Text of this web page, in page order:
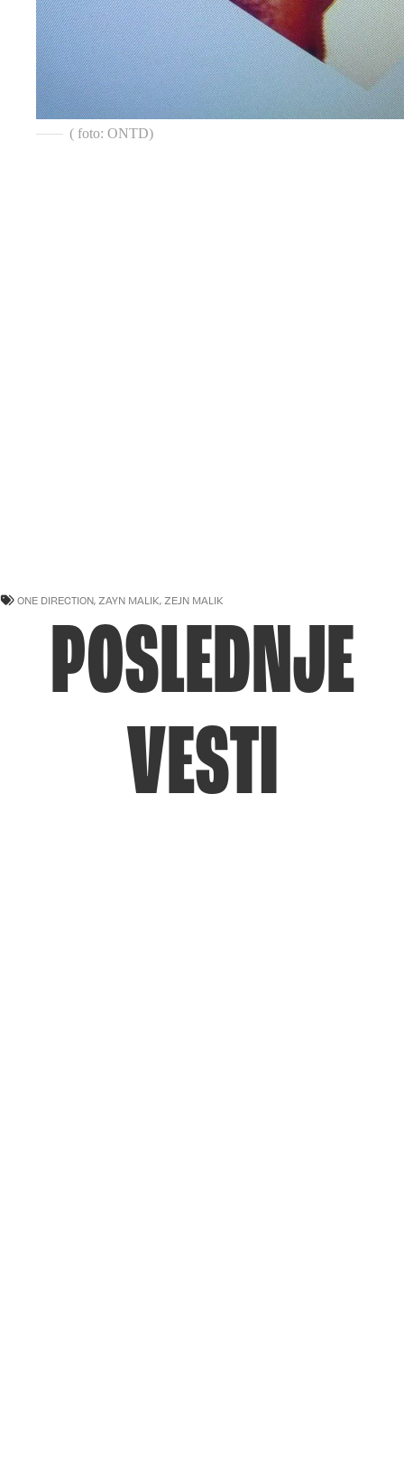
( foto: ONTD)
ONE DIRECTION, ZAYN MALIK, ZEJN MALIK
POSLEDNJE
VESTI